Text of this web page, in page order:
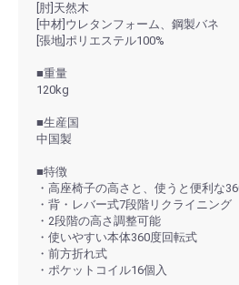
[肘]天然木
[中材]ウレタンフォーム、鋼製バネ
[張地]ポリエステル100%
■重量
120kg
■生産国
中国製
■特徴
・高座椅子の高さと、使うと便利な
・背・レバー式7段階リクライニング
・2段階の高さ調整可能
・使いやすい本体360度回転式
・前方折れ式
・ポケットコイル16個入